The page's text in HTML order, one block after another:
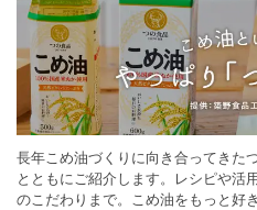
長年こめ油づくりに向き合ってきた
とともにご紹介します。レシピや活
のこだわりまで。こめ油をもっと好